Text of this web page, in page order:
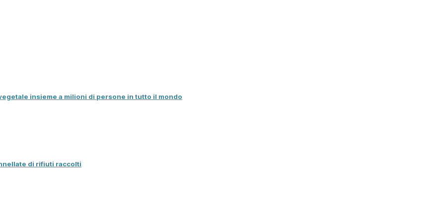
insieme a milioni di persone in tutto il mondo
di rifiuti raccolti